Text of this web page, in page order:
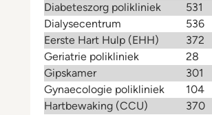
Diabeteszorg polikliniek
531
Dialysecentrum
536
Eerste Hart Hulp (EHH)
372
Geriatrie polikliniek
28
Gipskamer
301
Gynaecologie polikliniek
104
Hartbewaking (CCU)
370